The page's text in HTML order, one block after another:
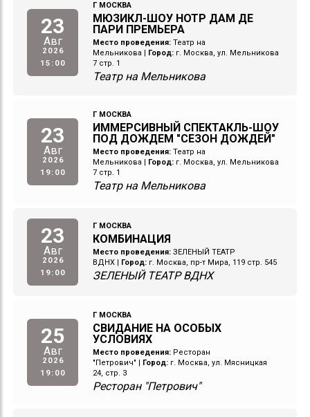
23
Авг
2026
15:00
Г МОСКВА
МЮЗИКЛ-ШОУ НОТР ДАМ ДЕ
ПАРИ ПРЕМЬЕРА
Место проведения: Театр на
Мельникова
Город: г. Москва, ул. Мельникова
7 стр. 1
Театр на Мельникова
23
Авг
2026
19:00
Г МОСКВА
ИММЕРСИВНЫЙ СПЕКТАКЛЬ-ШОУ
ПОД ДОЖДЕМ "СЕЗОН ДОЖДЕЙ"
Место проведения: Театр на
Мельникова
Город: г. Москва, ул. Мельникова
7 стр. 1
Театр на Мельникова
23
Авг
2026
19:00
Г МОСКВА
КОМБИНАЦИЯ
Место проведения: ЗЕЛЕНЫЙ ТЕАТР
ВДНХ | Город: г. Москва, пр-т Мира, 119 стр. 545
ЗЕЛЕНЫЙ ТЕАТР ВДНХ
25
Авг
2026
19:00
Г МОСКВА
СВИДАНИЕ НА ОСОБЫХ
УСЛОВИЯХ
Место проведения: Ресторан
"Петрович"
Город: г. Москва, ул. Мясницкая
24, стр. 3
Ресторан "Петрович"